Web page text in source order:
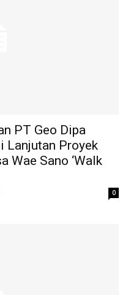
PT Geo Dipa
Lanjutan Proyek
Wae Sano ‘Walk
0